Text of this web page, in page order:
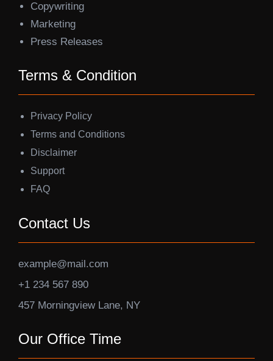
Copywriting
Marketing
Press Releases
Terms & Condition
Privacy Policy
Terms and Conditions
Disclaimer
Support
FAQ
Contact Us
example@mail.com
+1 234 567 890
457 Morningview Lane, NY
Our Office Time